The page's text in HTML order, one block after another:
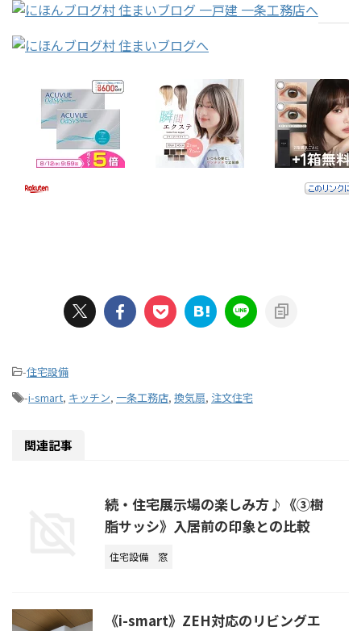
-住宅設備
-i-smart, キッチン, 一条工務店, 換気扇, 注文住宅
関連記事
続・住宅展示場の楽しみ方♪《③樹
脂サッシ》入居前の印象との比較
住宅設備 窓
《i-smart》ZEH対応のリビングエ